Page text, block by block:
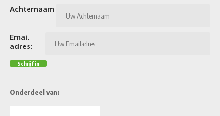
Achternaam:
Email
adres:
Onderdeel van: